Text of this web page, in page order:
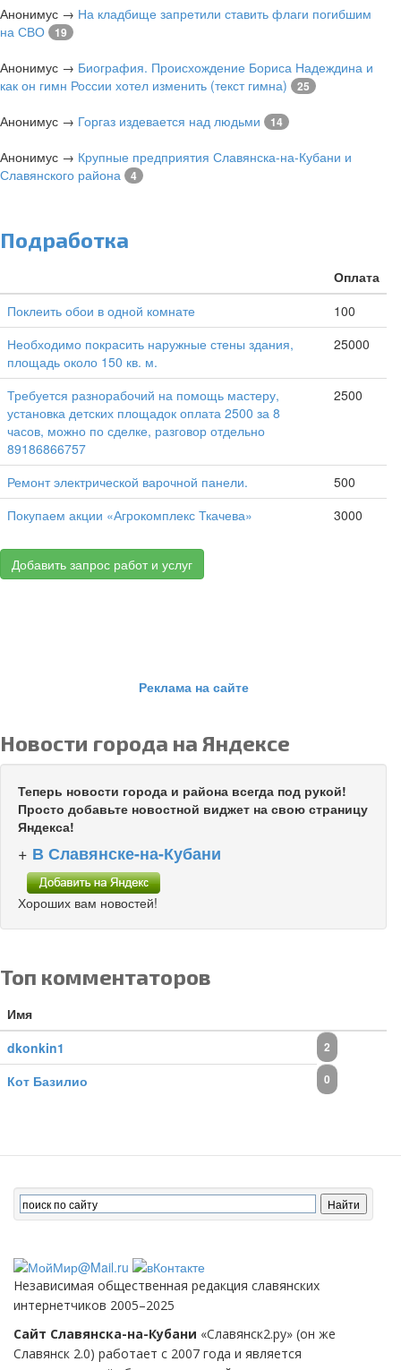
Анонимус → На кладбище запретили ставить флаги погибшим
на СВО
19
Анонимус → Биография. Происхождение Бориса Надеждина и
как он гимн России хотел изменить (текст гимна)
25
Анонимус → Горгаз издевается над людьми 14
Анонимус → Крупные предприятия Славянска-на-Кубани и
Славянского района
4
Подработка
Оплата
Поклеить обои в одной комнате
100
Необходимо покрасить наружные стены здания,
площадь около 150 кв. м.
25000
Требуется разнорабочий на помощь мастеру,
установка детских площадок оплата 2500 за 8
часов, можно по сделке, разговор отдельно
89186866757
2500
Ремонт электрической варочной панели.
500
Покупаем акции «Агрокомплекс Ткачева»
3000
Добавить запрос работ и услуг
Реклама на сайте
Новости города на Яндексе
Теперь новости города и района всегда под рукой!
Просто добавьте новостной виджет на свою страницу
Яндекса!
+ В Славянске-на-Кубани
Хороших вам новостей!
Топ комментаторов
Имя
dkonkin1
2
Кот Базилио 0
Независимая общественная редакция славянских
интернетчиков 2005–2025
Сайт Славянска-на-Кубани «Славянск2.ру» (он же
Славянск 2.0) работает с 2007 года и является